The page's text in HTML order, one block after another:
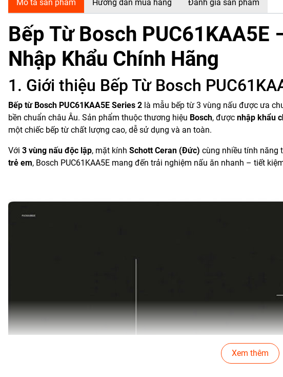
Mô tả sản phẩm Hướng dẫn mua hàng Đánh giá sản phẩm
Bếp Từ Bosch PUC61KAA5E
Nhập Khẩu Chính Hãng
1. Giới thiệu Bếp Từ Bosch
Bếp từ Bosch PUC61KAA5E Series 2 là mẫu bếp từ 3 vùng nấu được ưa
bền chuẩn châu Âu. Sản phẩm thuộc thương hiệu Bosch, được nhập khẩu
một chiếc bếp từ chất lượng cao, dễ sử dụng và an toàn.
Với 3 vùng nấu độc lập, mặt kính Schott Ceran (Đức) cùng nhiều tính năng
trẻ em, Bosch PUC61KAA5E mang đến trải nghiệm nấu ăn nhanh – tiết
Xem thêm